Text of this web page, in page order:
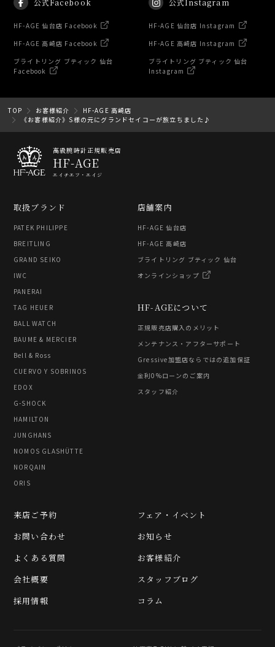
HF-AGE 仙台店 Facebook
HF-AGE 高崎店 Facebook
ブライトリング ブティック 仙台
Facebook
HF-AGE 仙台店 Instagram
HF-AGE 高崎店 Instagram
ブライトリング ブティック 仙台
Instagram
TOP お客様紹介
HF-AGE 高崎店
《お客様紹介》S様の元にグランドセイコーが旅立ちました♪
高級腕時計正規販売店
HF-AGE
エイチエフ・エイジ
取扱ブランド
PATEK PHILIPPE
BREITLING
GRAND SEIKO
IWC
PANERAI
TAG HEUER
BALL WATCH
BAUME & MERCIER
Bell & Ross
CUERVO Y SOBRINOS
EDOX
G-SHOCK
HAMILTON
JUNGHANS
NOMOS GLASHÜTTE
NORQAIN
ORIS
HF-AGEについて
正規販売店購入のメリット
メンテナンス・アフターサポート
Gressive加盟店ならではの追加保証
金利0%ローンのご案内
スタッフ紹介
店舗案内
HF-AGE 仙台店
HF-AGE 高崎店
ブライトリング ブティック 仙台
オンラインショップ
フェア・イベント
お知らせ
お客様紹介
スタッフブログ
コラム
来店ご予約
お問い合わせ
よくある質問
会社概要
採用情報